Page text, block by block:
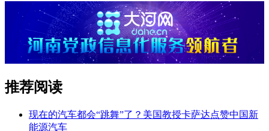
推荐阅读
现在的汽车都会“跳舞”了？美国教授卡萨达点赞中国新
能源汽车